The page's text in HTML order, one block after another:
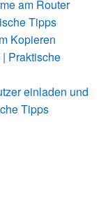
am Router
Tipps
Kopieren
Praktische
einladen und
Tipps